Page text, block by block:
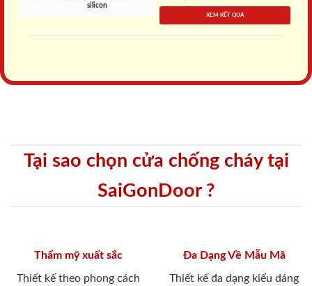
silicon
XEM KẾT QUẢ
Tại sao chọn cửa chống cháy tại
SaiGonDoor ?
Thẩm mỹ xuất sắc
Thiết kế theo phong cách
Đa Dạng Về Mẫu Mã
Thiết kế đa dạng kiểu dáng